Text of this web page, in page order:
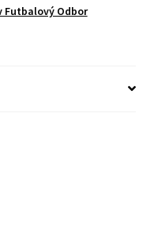
Futbalový Odbor